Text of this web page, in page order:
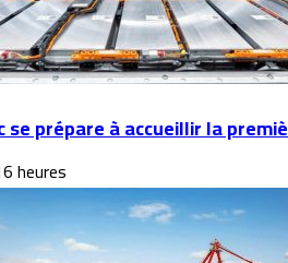
se prépare à accueillir la
heures